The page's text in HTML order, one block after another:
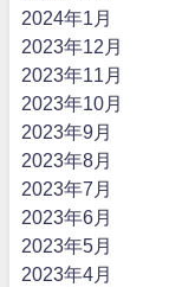
2024年1月
2023年12月
2023年11月
2023年10月
2023年9月
2023年8月
2023年7月
2023年6月
2023年5月
2023年4月